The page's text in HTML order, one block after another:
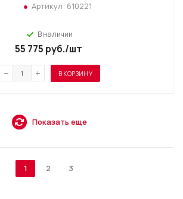
Артикул: 610221
В наличии
55 775 руб./шт
В КОРЗИНУ
Показать еще
1 2 3